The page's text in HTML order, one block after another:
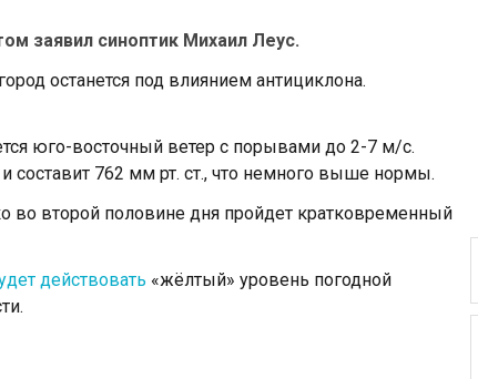
заявил синоптик Михаил Леус.
останется под влиянием антициклона.
юго-восточный ветер с порывами до 2-7 м/c.
составит 762 мм рт. ст., что немного выше нормы.
во второй половине дня пройдет кратковременный
действовать «жёлтый» уровень погодной